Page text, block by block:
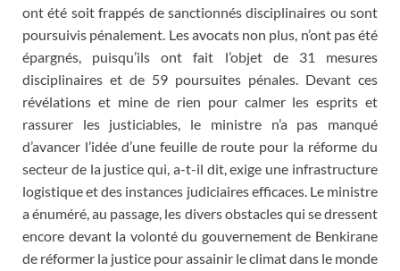
ont été soit frappés de sanctionnés disciplinaires ou sont
poursuivis pénalement. Les avocats non plus, n’ont pas été
épargnés, puisqu’ils ont fait l’objet de 31 mesures
disciplinaires et de 59 poursuites pénales. Devant ces
révélations et mine de rien pour calmer les esprits et
rassurer les justiciables, le ministre n’a pas manqué
d’avancer l’idée d’une feuille de route pour la réforme du
secteur de la justice qui, a-t-il dit, exige une infrastructure
logistique et des instances judiciaires efficaces. Le ministre
a énuméré, au passage, les divers obstacles qui se dressent
encore devant la volonté du gouvernement de Benkirane
de réformer la justice pour assainir le climat dans le monde